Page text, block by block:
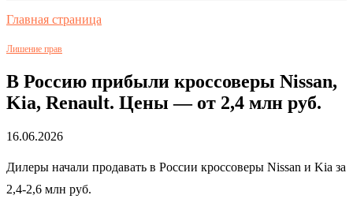
Главная страница
Лишение прав
В Россию прибыли кроссоверы Nissan,
Kia, Renault. Цены — от 2,4 млн руб.
16.06.2026
Дилеры начали продавать в России кроссоверы Nissan и Kia за
2,4-2,6 млн руб.